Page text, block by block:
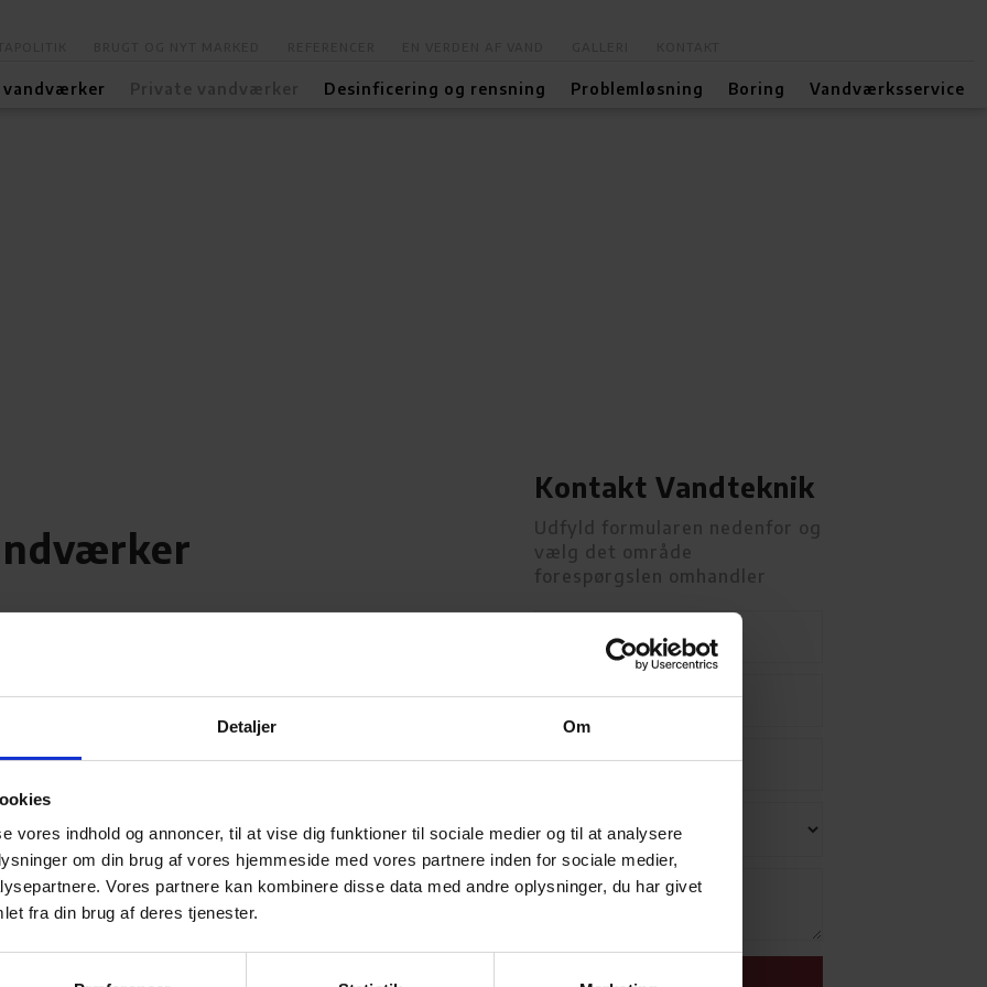
Detaljer Om
vores indhold og annoncer, til at vise dig funktioner til sociale medier og til at analysere
om din brug af vores hjemmeside med vores partnere inden for sociale medier,
Vores partnere kan kombinere disse data med andre oplysninger, du har givet
fra din brug af deres tjenester.
vandværker Desinficering og rensning Problemløsning Boring Vandværksservice
ring, så finder vi en løsning.
ring, så finder vi en løsning.
en såkaldt forenklet kontrol af vand til
m3 årligt.
for: udseende og lugt, pH, ledningsevne,
fosfor indhold og kimtal ved 22°C.
Kontakt Vandteknik
Udfyld formularen nedenfor og
vælg det område
forespørgslen omhandler​